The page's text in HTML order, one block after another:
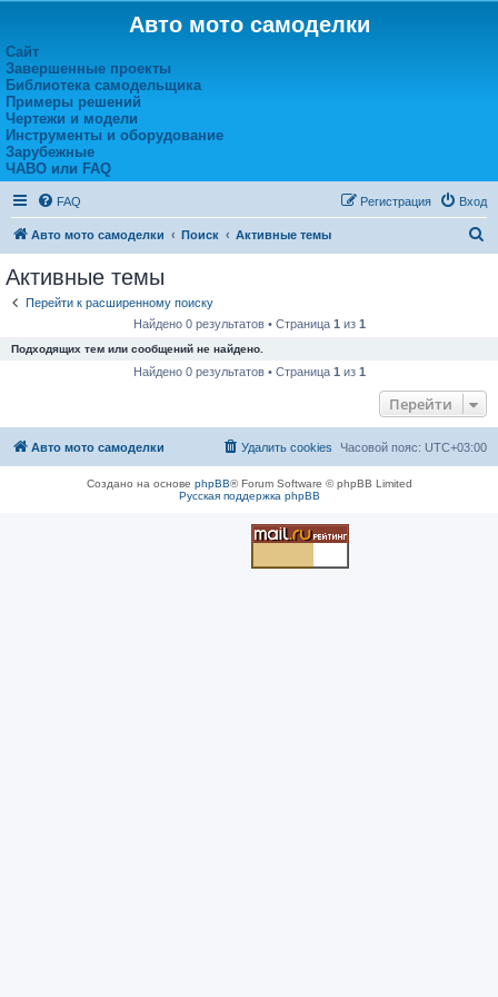
Авто мото самоделки
Сайт
Завершенные проекты
Библиотека самодельщика
Примеры решений
Чертежи и модели
Инструменты и оборудование
Зарубежные
ЧАВО или FAQ
FAQ Вход
Регистрация
Авто мото самоделки Поиск Активные темы
Активные темы
Перейти к расширенному поиску
Найдено 0 результатов • Страница 1 из 1
Подходящих тем или сообщений не найдено.
Найдено 0 результатов • Страница 1 из 1
Перейти
Авто мото самоделки Часовой пояс: UTC+03:00
Удалить cookies
Создано на основе phpBB® Forum Software © phpBB Limited
Русская поддержка phpBB